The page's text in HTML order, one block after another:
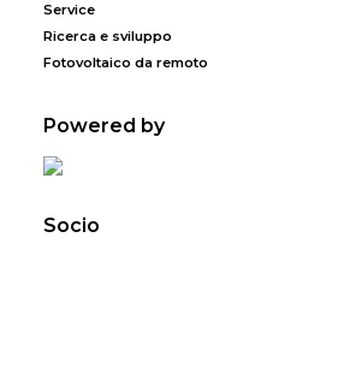
Service
Ricerca e sviluppo
Fotovoltaico da remoto
Powered by
Socio